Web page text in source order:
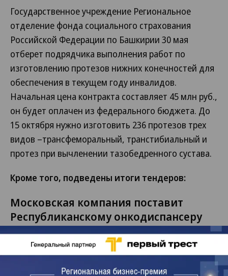
Государственное учреждение Региональное
отделение фонда социального страхования
Российской Федерации по Башкирии 30 мая
отберет подрядчика выполнения работ по
изготовлению протезов нижних конечностей для
обеспечения в текущем году инвалидов.
Начальная цена контракта составляет 45 млн руб.,
он будет оплачен из федерального бюджета. До
15 октября нужно изготовить 236 протезов трех
видов –трансфеморальный, транстибиальный и
протез при вычленении тазобедренного сустава.
Кроме того, подведены итоги тендеров:
Московская компания поставит
Республиканскому онкодиспансеру
Эрибулин за 17,02 млн рублей
ГАУЗ Республиканский онкологический диспансер
минздрава Башкирии по итогам аукциона от 6 мая